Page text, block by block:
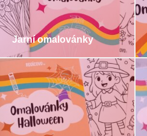
Jarní omalovánky